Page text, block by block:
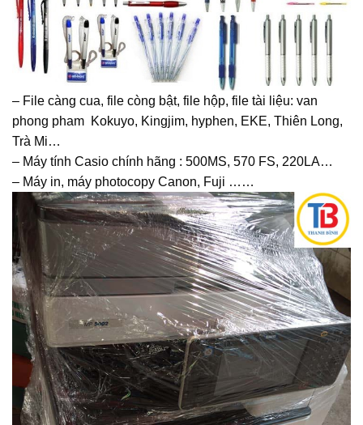
– File càng cua, file còng bật, file hộp, file tài liệu: van
phong pham Kokuyo, Kingjim, hyphen, EKE, Thiên Long,
Trà Mi…
– Máy tính Casio chính hãng : 500MS, 570 FS, 220LA…
– Máy in, máy photocopy Canon, Fuji ……